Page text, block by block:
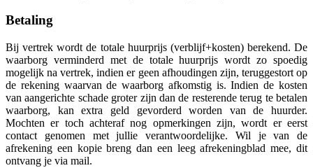
Betaling
Bij vertrek wordt de totale huurprijs (verblijf+kosten) berekend. De
waarborg verminderd met de totale huurprijs wordt zo spoedig
mogelijk na vertrek, indien er geen afhoudingen zijn, teruggestort op
de rekening waarvan de waarborg afkomstig is. Indien de kosten
van aangerichte schade groter zijn dan de resterende terug te betalen
waarborg, kan extra geld gevorderd worden van de huurder.
Mochten er toch achteraf nog opmerkingen zijn, wordt er eerst
contact genomen met jullie verantwoordelijke. Wil je van de
afrekening een kopie breng dan een leeg afrekeningblad mee, dit
ontvang je via mail.